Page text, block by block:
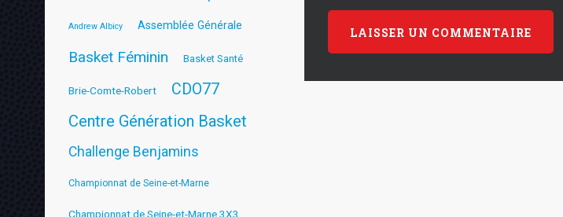
Andrew Albicy Assemblée Générale
Basket Féminin Basket Santé
Brie-Comte-Robert CDO77
Centre Génération Basket
Challenge Benjamins
Championnat de Seine-et-Marne
Championnat de Seine-et-Marne 3X3